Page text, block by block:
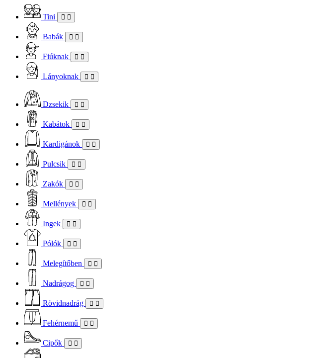
Tini
Babák
Fiúknak
Lányoknak
Dzsekik
Kabátok
Kardigánok
Pulcsik
Zakók
Mellények
Ingek
Pólók
Melegítőben
Nadrágog
Rövidnadrág
Fehérnemű
Cipők